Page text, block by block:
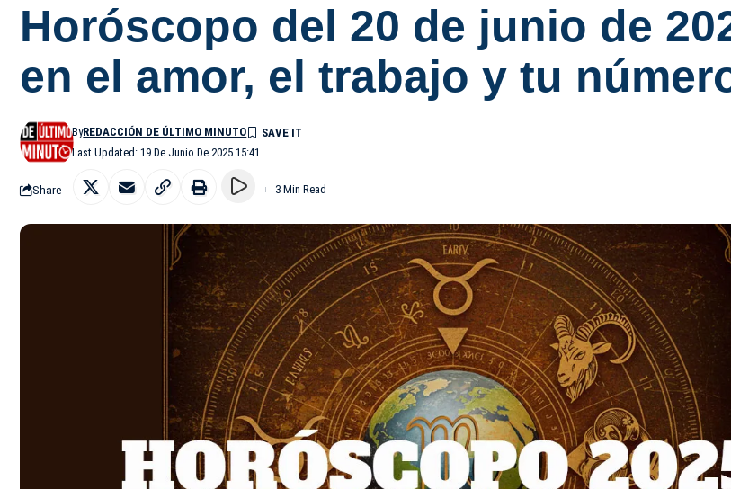
Horóscopo del 20 de junio de
en el amor, el trabajo y tu
Last Updated: 19 De Junio De 2025 15:41
ByREDACCIÓN DE ÚLTIMO MINUTO
Share 3 Min Read